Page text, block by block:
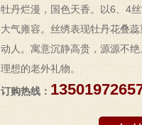
牡丹烂漫，国色天香。以6、4
大气雍容。丝绣表现牡丹花叠
动人。寓意沉静高贵，源源不
理想的老外礼物。
订购热线：